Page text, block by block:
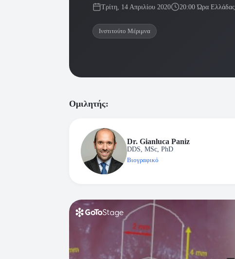
Τρίτη, 14 Απριλίου 2020 20:00 Ώρα Ελλάδας
Ινστιτούτο Μέριμνα
Ομιλητής:
Dr. Gianluca Paniz
DDS, MSc, PhD
Βιογραφικό